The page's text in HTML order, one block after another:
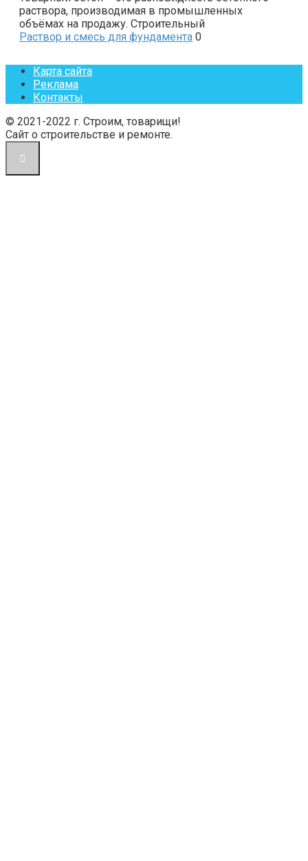
раствора, производимая в промышленных
объёмах на продажу. Строительный
Раствор и смесь для фундамента 0
Карта сайта
Реклама
Контакты
© 2021-2022 г. Строим, товарищи!
Сайт о строительстве и ремонте.